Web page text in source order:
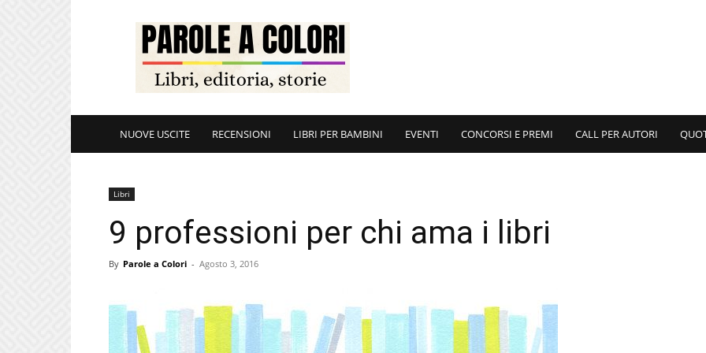
ParoleAColori
NUOVE USCITE RECENSIONI LIBRI PER BAMBINI EVENTI CONCORSI E PREMI CALL PER AUTORI
Libri
9 professioni per chi ama i libri
By Parole a Colori - Agosto 3, 2016